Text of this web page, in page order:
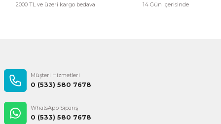
2000 TL ve üzeri kargo bedava 14 Gün içerisinde
Müşteri Hizmetleri
0 (533) 580 7678
WhatsApp Sipariş
0 (533) 580 7678